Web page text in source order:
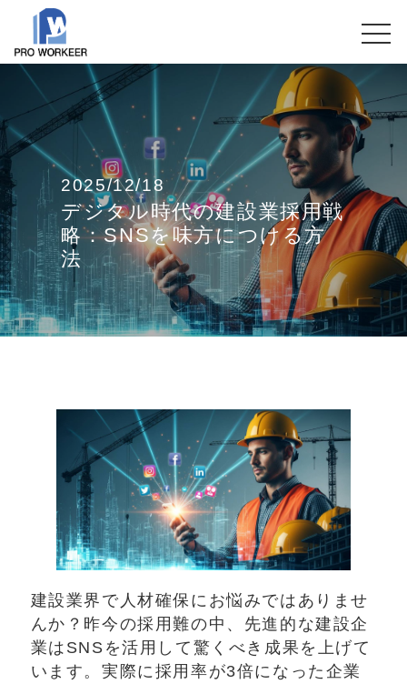
2025/12/18
デジタル時代の建設業採用戦
略：SNSを味方につける方
法
建設業界で人材確保にお悩みではありませ
んか？昨今の採用難の中、先進的な建設企
業はSNSを活用して驚くべき成果を上げて
います。実際に採用率が3倍になった企業